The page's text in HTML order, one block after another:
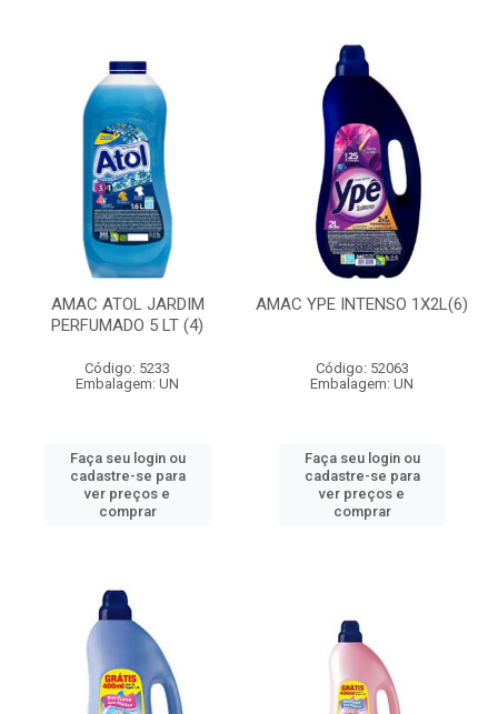
AMAC ATOL JARDIM
PERFUMADO 5 LT (4)
Código: 5233
Embalagem: UN
Faça seu login ou
cadastre-se para
ver preços e
comprar
AMAC YPE INTENSO 1X2L(6)
Código: 52063
Embalagem: UN
Faça seu login ou
cadastre-se para
ver preços e
comprar